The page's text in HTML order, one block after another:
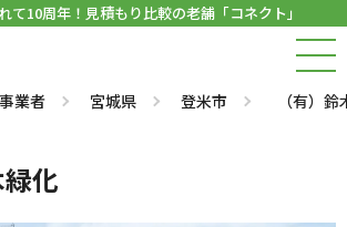
て10周年！見積もり比較の老舗「コネクト」
業者 宮城県 登米市 （有）
緑化